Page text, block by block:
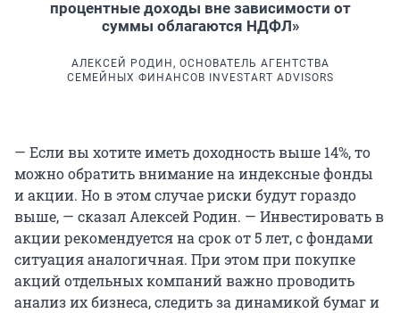
процентные доходы вне зависимости от
суммы облагаются НДФЛ»
АЛЕКСЕЙ РОДИН, ОСНОВАТЕЛЬ АГЕНТСТВА
СЕМЕЙНЫХ ФИНАНСОВ INVESTART ADVISORS
— Если вы хотите иметь доходность выше 14%, то
можно обратить внимание на индексные фонды
и акции. Но в этом случае риски будут гораздо
выше, — сказал Алексей Родин. — Инвестировать в
акции рекомендуется на срок от 5 лет, с фондами
ситуация аналогичная. При этом при покупке
акций отдельных компаний важно проводить
анализ их бизнеса, следить за динамикой бумаг и